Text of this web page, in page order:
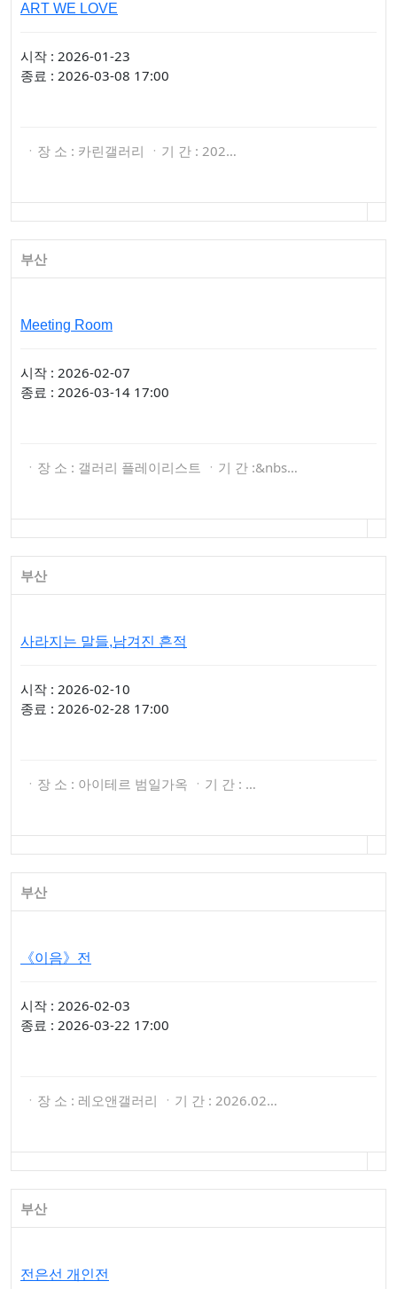
ART WE LOVE
시작 : 2026-01-23
종료 : 2026-03-08 17:00
ㆍ장 소 : 카린갤러리 ㆍ기 간 : 202…
부산
Meeting Room
시작 : 2026-02-07
종료 : 2026-03-14 17:00
ㆍ장 소 : 갤러리 플레이리스트 ㆍ기 간 :&nbs…
부산
사라지는 말들,남겨진 흔적
시작 : 2026-02-10
종료 : 2026-02-28 17:00
ㆍ장 소 : 아이테르 범일가옥 ㆍ기 간 : …
부산
《이음》전
시작 : 2026-02-03
종료 : 2026-03-22 17:00
ㆍ장 소 : 레오앤갤러리 ㆍ기 간 : 2026.02…
부산
전은선 개인전